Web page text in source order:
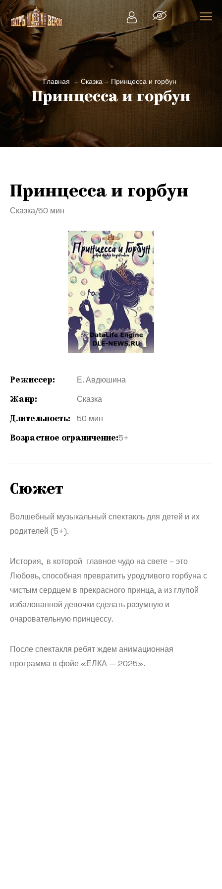
Главная Сказка Принцесса и горбун
Принцесса и горбун
Принцесса и горбун
Сказка/50 мин
Режиссер: Е. Авдюшина
Жанр: Сказка
Длительность: 50 мин
Возрастное ограничение:5+
Сюжет
Волшебный музыкальный спектакль для детей и их
родителей (5+).
История, в которой главное чудо на свете – это
Любовь, способная превратить уродливого горбуна с
чистым сердцем в прекрасного принца, а из глупой
избалованной девочки сделать разумную и
очаровательную принцессу.
После спектакля ребят ждем анимационная
программа в фойе «ЕЛКА — 2025».